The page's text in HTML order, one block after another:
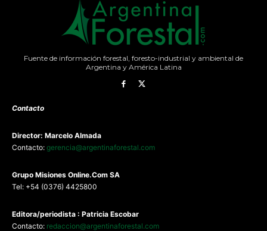
Fuente de información forestal, foresto-industrial y ambiental de
Argentina y América Latina
Contacto
Director: Marcelo Almada
Contacto: gerencia@argentinaforestal.com
Grupo Misiones Online.Com SA
Tel: +54 (0376) 4425800
Editora/periodista : Patricia Escobar
Contacto: redaccion@argentinaforestal.com